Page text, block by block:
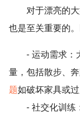
对于漂亮的
也是至关重要的
- 运动需求：
量，包括散步、
题如破坏家具或
- 社交化训练：